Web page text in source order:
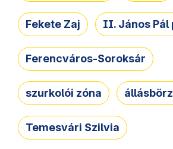
Fekete Zaj II. János Pál
Ferencváros-Soroksár
szurkolói zóna
Temesvári Szilvia